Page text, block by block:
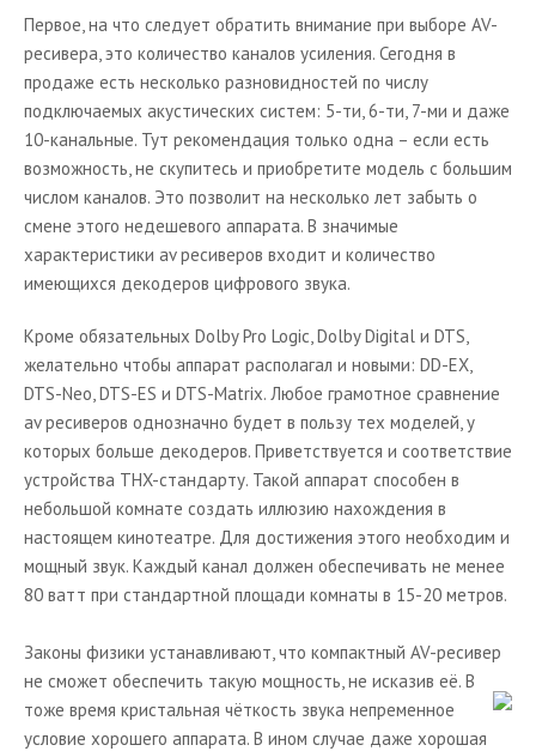
Проекционное оборудование
Спутниковое телевидение
Устройства для чтения электронных книг
Новости из мира Аудио&Видео
Первое, на что следует обратить внимание при выборе AV-
ресивера, это количество каналов усиления. Сегодня в
продаже есть несколько разновидностей по числу
подключаемых акустических систем: 5-ти, 6-ти, 7-ми и даже
10-канальные. Тут рекомендация только одна – если есть
возможность, не скупитесь и приобретите модель с большим
числом каналов. Это позволит на несколько лет забыть о
смене этого недешевого аппарата. В значимые
характеристики av ресиверов входит и количество
имеющихся декодеров цифрового звука.
Кроме обязательных Dolby Pro Logic, Dolby Digital и DTS,
желательно чтобы аппарат располагал и новыми: DD-EX,
DTS-Neo, DTS-ES и DTS-Matrix. Любое грамотное сравнение
av ресиверов однозначно будет в пользу тех моделей, у
которых больше декодеров. Приветствуется и соответствие
устройства THX-стандарту. Такой аппарат способен в
небольшой комнате создать иллюзию нахождения в
настоящем кинотеатре. Для достижения этого необходим и
мощный звук. Каждый канал должен обеспечивать не менее
80 ватт при стандартной площади комнаты в 15-20 метров.
Законы физики устанавливают, что компактный AV-ресивер
не сможет обеспечить такую мощность, не исказив её. В
тоже время кристальная чёткость звука непременное
условие хорошего аппарата. В ином случае даже хорошая